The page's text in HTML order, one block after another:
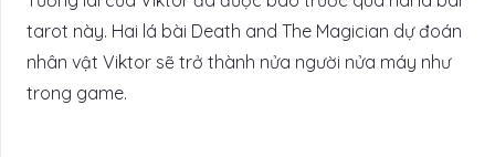
tarot này. Hai lá bài Death and The Magician dự đoán
nhân vật Viktor sẽ trở thành nửa người nửa máy như
trong game.